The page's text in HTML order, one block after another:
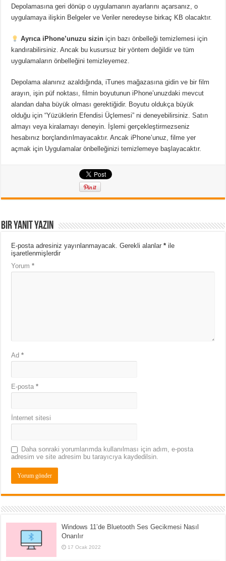
Depolamasına geri dönüp o uygulamanın ayarlarını açarsanız, o
uygulamaya ilişkin Belgeler ve Veriler neredeyse birkaç KB olacaktır.
Ayrıca iPhone’unuzu sizin için bazı önbelleği temizlemesi için
kandırabilirsiniz. Ancak bu kusursuz bir yöntem değildir ve tüm
uygulamaların önbelleğini temizleyemez.
Depolama alanınız azaldığında, iTunes mağazasına gidin ve bir film
arayın, işin püf noktası, filmin boyutunun iPhone’unuzdaki mevcut
alandan daha büyük olması gerektiğidir. Boyutu oldukça büyük
olduğu için “Yüzüklerin Efendisi Üçlemesi” ni deneyebilirsiniz. Satın
almayı veya kiralamayı deneyin. İşlemi gerçekleştirmezseniz
hesabınız borçlandırılmayacaktır. Ancak iPhone’unuz, filme yer
açmak için Uygulamalar önbelleğinizi temizlemeye başlayacaktır.
Bir yanıt yazın
E-posta adresiniz yayınlanmayacak. Gerekli alanlar* ile
işaretlenmişlerdir
Yorum*
Ad*
E-posta*
İnternet sitesi
Daha sonraki yorumlarımda kullanılması için adım, e-posta
adresim ve site adresim bu tarayıcıya kaydedilsin.
Windows 11’de Bluetooth Ses Gecikmesi Nasıl
Onarılır
17 Ocak 2022